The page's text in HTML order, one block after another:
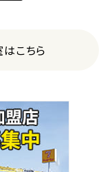
こちら